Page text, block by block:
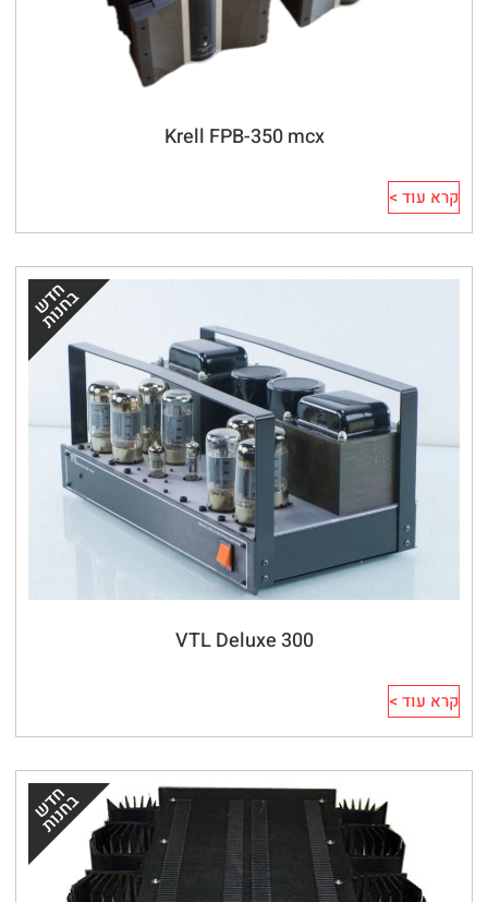
Krell FPB-350 mcx
קרא עוד >
VTL Deluxe 300
קרא עוד >